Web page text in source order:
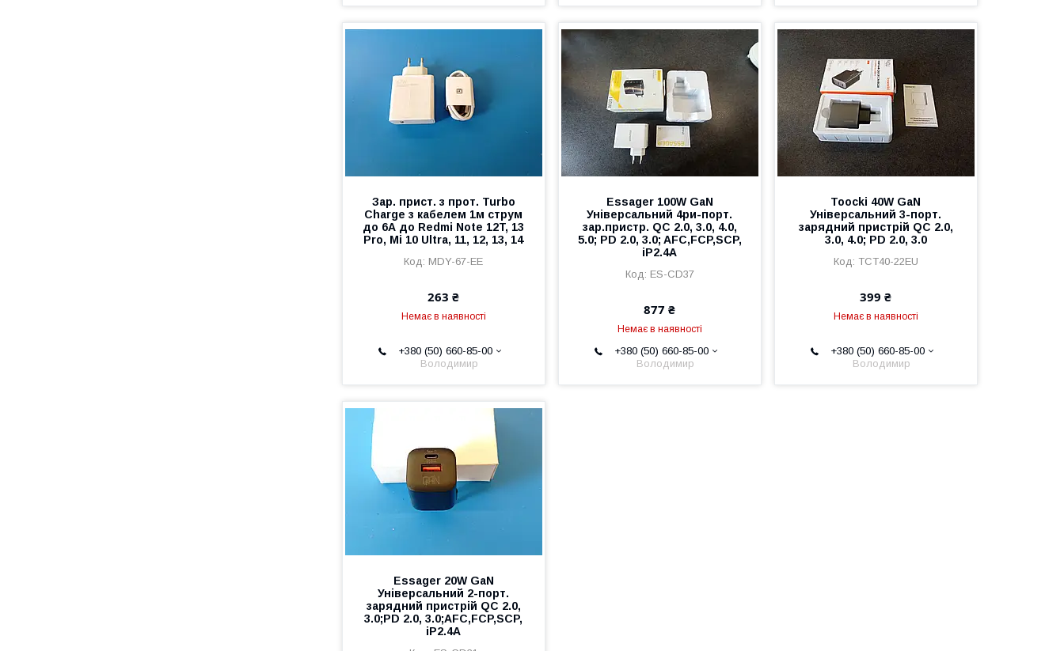
Зар. прист. з прот. Turbo
Charge з кабелем 1м струм
до 6А до Redmi Note 12T, 13
Pro, Mi 10 Ultra, 11, 12, 13, 14
MDY-67-EE
263 ₴
Немає в наявності
+380 (50) 660-85-00
Володимир
Essager 100W GaN
Універсальний 4ри-порт.
зар.пристр. QC 2.0, 3.0, 4.0,
5.0; PD 2.0, 3.0; AFC,FCP,SCP,
iP2.4A
ES-CD37
877 ₴
Немає в наявності
+380 (50) 660-85-00
Володимир
Toocki 40W GaN
Універсальний 3-порт.
зарядний пристрій QC 2.0,
3.0, 4.0; PD 2.0, 3.0
TCT40-22EU
399 ₴
Немає в наявності
+380 (50) 660-85-00
Володимир
Essager 20W GaN
Універсальний 2-порт.
зарядний пристрій QC 2.0,
3.0;PD 2.0, 3.0;AFC,FCP,SCP,
iP2.4A